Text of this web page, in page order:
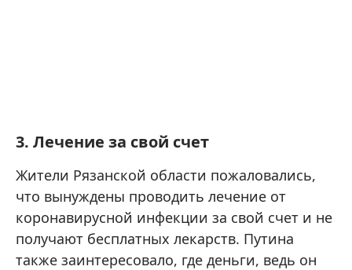
3. Лечение за свой счет
Жители Рязанской области пожаловались,
что вынуждены проводить лечение от
коронавирусной инфекции за свой счет и не
получают бесплатных лекарств. Путина
также заинтересовало, где деньги, ведь он